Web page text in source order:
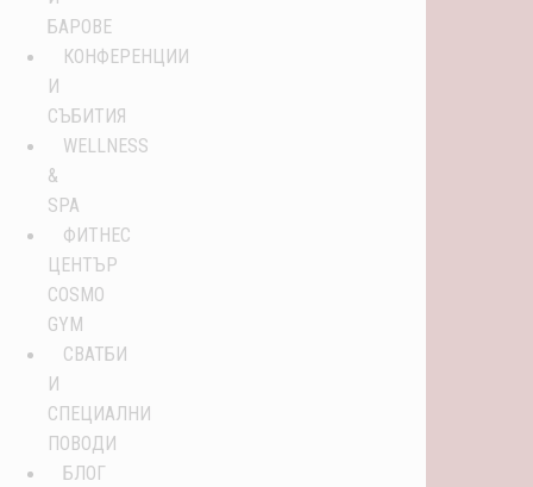
БАРОВЕ
КОНФЕРЕНЦИИ
И
СЪБИТИЯ
WELLNESS
&
SPA
ФИТНЕС
ЦЕНТЪР
COSMO
GYM
СВАТБИ
И
СПЕЦИАЛНИ
ПОВОДИ
БЛОГ